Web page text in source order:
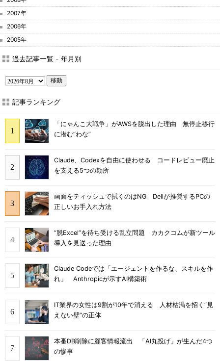
2007年
2006年
2005年
過去記事一覧 - 年月別
移動
記事ランキング
「にゃんこ大戦争」がAWSを脱出した理由 無停止移行
に潜む“わな”
Claude、Codexを自由に使わせる コードレビュー廃止
を支える5つの勘所
画面をティッシュで拭くのはNG Dellが推奨するPCの
正しいお手入れ方法
“脱Excel”を待ち受ける乱立問題 カカクコムが新ツール
導入を見送った理由
Claude Codeでは「エージェントを作るな、スキルを作
れ」 Anthropicが示すAI構築術
IT業界の女性は9割が10年で消える 人材枯渇を招く“見
えない壁”の正体
本番DB削除に顧客情報流出 「AI丸投げ」が生んだ4つ
の惨事